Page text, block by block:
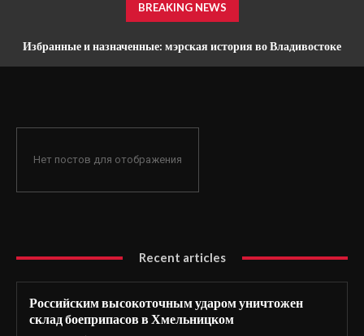
BREAKING NEWS
Избранные и назначенные: мэрская история во Владивостоке
Нет постов для отображения
Recent articles
Российским высокоточным ударом уничтожен
склад боеприпасов в Хмельницком